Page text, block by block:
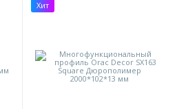
Хит